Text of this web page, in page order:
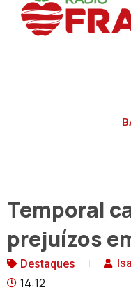
Temporal
prejuízos
Destaques
14:12